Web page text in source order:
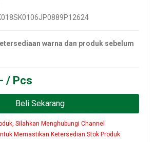
warna dan produk sebelum
/ Pcs
Beli Sekarang
Silahkan Menghubungi Channel
Memastikan Ketersedian Stok Produk